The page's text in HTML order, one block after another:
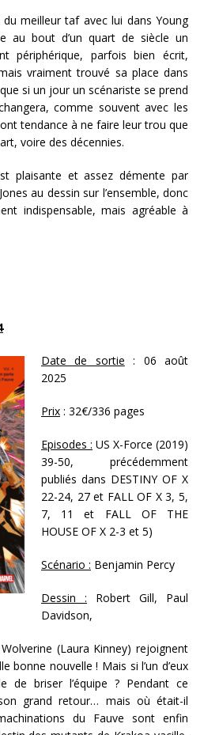
meilleur taf avec lui dans Young
au bout d’un quart de siècle un
périphérique, parfois bien écrit,
vraiment trouvé sa place dans
si un jour un scénariste se prend
comme souvent avec les
tendance à ne faire leur trou que
voire des décennies.
plaisante et assez démente par
au dessin sur l’ensemble, donc
indispensable, mais agréable à
Date de sortie : 06 août
2025
Prix : 32€/336 pages
Episodes : US X-Force (2019)
39-50, précédemment
publiés dans DESTINY OF X
22-24, 27 et FALL OF X 3, 5,
7, 11 et FALL OF THE
HOUSE OF X 2-3 et 5)
Scénario : Benjamin Percy
Dessin : Robert Gill, Paul
Davidson,
(Laura Kinney) rejoignent
bonne nouvelle ! Mais si l’un d’eux
de briser l’équipe ? Pendant ce
grand retour… mais où était-il
du Fauve sont enfin